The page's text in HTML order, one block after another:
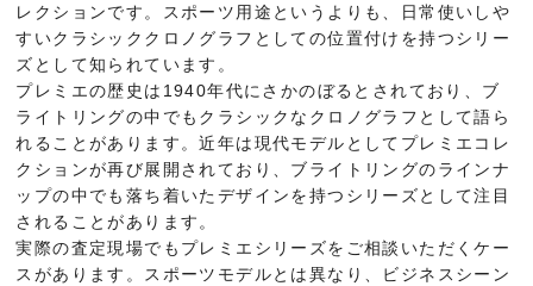
レクションです。スポーツ用途というよりも、日常使いしや
すいクラシッククロノグラフとしての位置付けを持つシリー
ズとして知られています。
プレミエの歴史は1940年代にさかのぼるとされており、ブ
ライトリングの中でもクラシックなクロノグラフとして語ら
れることがあります。近年は現代モデルとしてプレミエコレ
クションが再び展開されており、ブライトリングのラインナ
ップの中でも落ち着いたデザインを持つシリーズとして注目
されることがあります。
実際の査定現場でもプレミエシリーズをご相談いただくケー
スがあります。スポーツモデルとは異なり、ビジネスシーン